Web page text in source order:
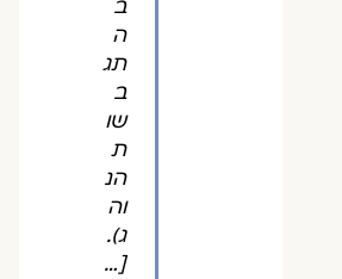
ב
ה
תג
ב
שו
ת
הנ
וה
ג).
[…